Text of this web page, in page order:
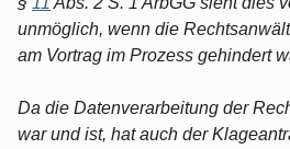
unmöglich, wenn die
am Vortrag im Prozess gehindert
Da die Datenverarbeitung der
war und ist, hat auch der